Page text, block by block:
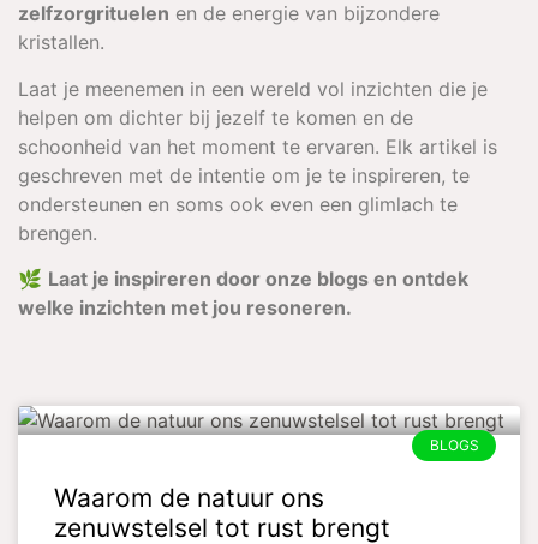
zelfzorgrituelen en de energie van bijzondere
kristallen.
Laat je meenemen in een wereld vol inzichten die je
helpen om dichter bij jezelf te komen en de
schoonheid van het moment te ervaren. Elk artikel is
geschreven met de intentie om je te inspireren, te
ondersteunen en soms ook even een glimlach te
brengen.
🌿 Laat je inspireren door onze blogs en ontdek
welke inzichten met jou resoneren.
BLOGS
Waarom de natuur ons
zenuwstelsel tot rust brengt